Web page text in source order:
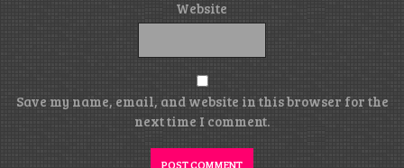
Website
Save my name, email, and website in this browser for the
next time I comment.